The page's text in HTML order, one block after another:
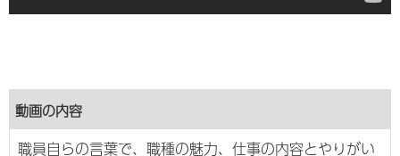
動画の内容
職員自らの言葉で、職種の魅力、仕事の内容とやりがい